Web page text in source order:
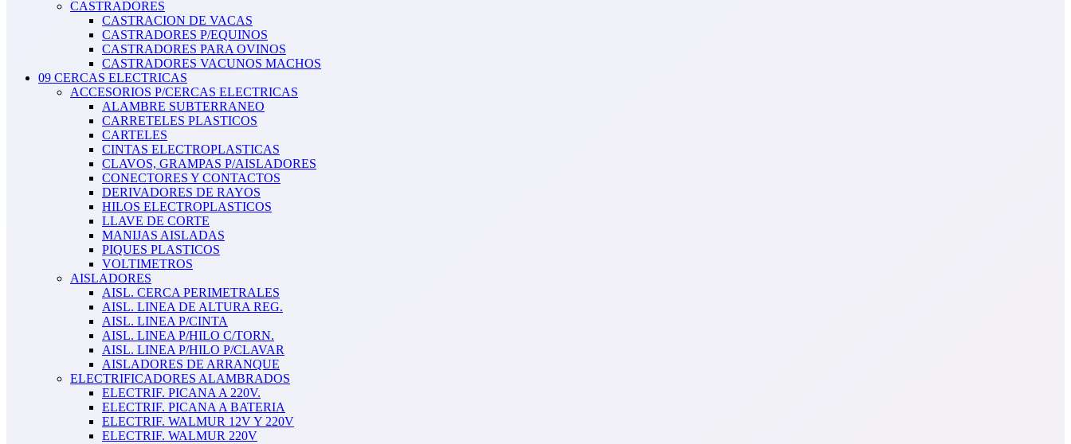
CASTRADORES
CASTRACION DE VACAS
CASTRADORES P/EQUINOS
CASTRADORES PARA OVINOS
CASTRADORES VACUNOS MACHOS
09 CERCAS ELECTRICAS
ACCESORIOS P/CERCAS ELECTRICAS
ALAMBRE SUBTERRANEO
CARRETELES PLASTICOS
CARTELES
CINTAS ELECTROPLASTICAS
CLAVOS, GRAMPAS P/AISLADORES
CONECTORES Y CONTACTOS
DERIVADORES DE RAYOS
HILOS ELECTROPLASTICOS
LLAVE DE CORTE
MANIJAS AISLADAS
PIQUES PLASTICOS
VOLTIMETROS
AISLADORES
AISL. CERCA PERIMETRALES
AISL. LINEA DE ALTURA REG.
AISL. LINEA P/CINTA
AISL. LINEA P/HILO C/TORN.
AISL. LINEA P/HILO P/CLAVAR
AISLADORES DE ARRANQUE
ELECTRIFICADORES ALAMBRADOS
ELECTRIF. PICANA A 220V.
ELECTRIF. PICANA A BATERIA
ELECTRIF. WALMUR 12V Y 220V
ELECTRIF. WALMUR 220V